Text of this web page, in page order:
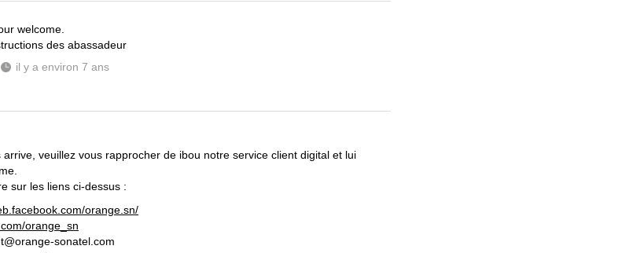
welcome.
des abassadeur
il y a environ 7 ans
arrive, veuillez vous rapprocher de ibou notre service client digital et lui
sur les liens ci-dessus :
orange.sn/
orange_sn
sonatel.com